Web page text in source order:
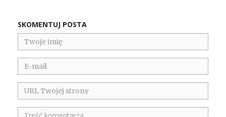
SKOMENTUJ POSTA